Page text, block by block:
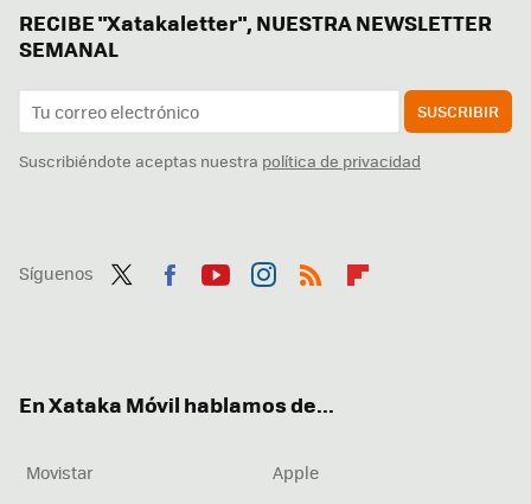
RECIBE "Xatakaletter", NUESTRA NEWSLETTER
SEMANAL
SUSCRIBIR
Suscribiéndote aceptas nuestra política de privacidad
Síguenos
En Xataka Móvil hablamos de...
Movistar
Apple